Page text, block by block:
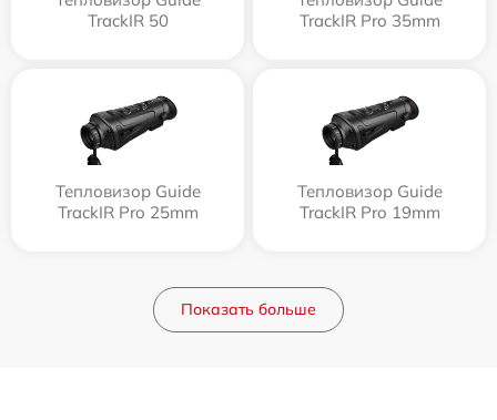
TrackIR 50
TrackIR Pro 35mm
Тепловизор Guide
TrackIR Pro 25mm
Тепловизор Guide
TrackIR Pro 19mm
Показать больше